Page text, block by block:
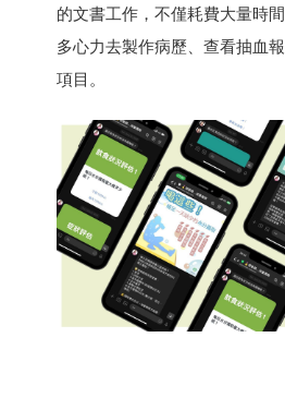
的文書工作，不僅耗費大量時
多心力去製作病歷、查看抽血
項目。